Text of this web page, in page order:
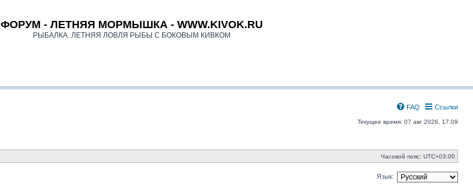
ФОРУМ - ЛЕТНЯЯ МОРМЫШКА - WWW.KIVOK.RU
РЫБАЛКА. ЛЕТНЯЯ ЛОВЛЯ РЫБЫ С БОКОВЫМ КИВКОМ
Ссылки
FAQ
Текущее время: 07 авг 2026, 17:09
Часовой пояс: UTC+03:00
Язык: